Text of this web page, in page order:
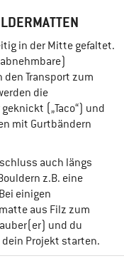
in der Mitte gefaltet.
den Transport zum
die
(„Taco“) und
mit Gurtbändern
auch längs
z.B. eine
einigen
aus Filz zum
und du
Projekt starten.